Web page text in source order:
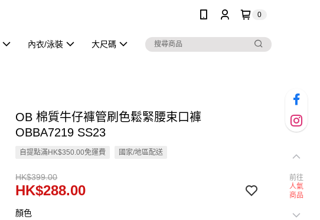
0
內衣/泳裝 大尺碼
OB 棉質牛仔褲管刷色鬆緊腰束口褲
OBBA7219 SS23
自提點滿HK$350.00免運費 國家/地區配送
HK$399.00
HK$288.00
顏色
前往
人氣
商品